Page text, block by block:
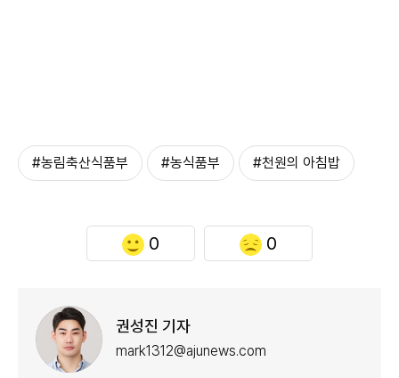
#농림축산식품부 #농식품부 #천원의 아침밥
0 0
권성진 기자
mark1312@ajunews.com